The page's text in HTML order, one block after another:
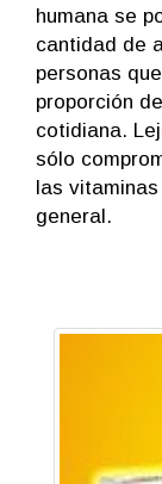
humana se
cantidad de
personas
proporción
cotidiana.
sólo
las
general.